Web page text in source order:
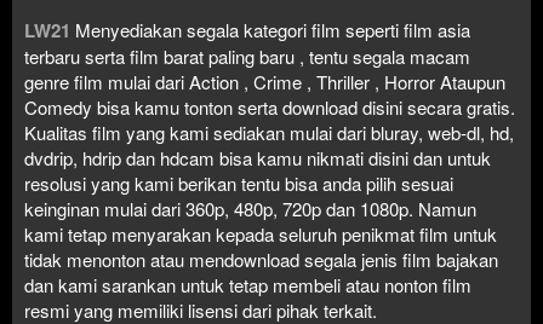
LW21 Menyediakan segala kategori film seperti film asia
terbaru serta film barat paling baru , tentu segala macam
genre film mulai dari Action , Crime , Thriller , Horror Ataupun
Comedy bisa kamu tonton serta download disini secara gratis.
Kualitas film yang kami sediakan mulai dari bluray, web-dl, hd,
dvdrip, hdrip dan hdcam bisa kamu nikmati disini dan untuk
resolusi yang kami berikan tentu bisa anda pilih sesuai
keinginan mulai dari 360p, 480p, 720p dan 1080p. Namun
kami tetap menyarakan kepada seluruh penikmat film untuk
tidak menonton atau mendownload segala jenis film bajakan
dan kami sarankan untuk tetap membeli atau nonton film
resmi yang memiliki lisensi dari pihak terkait.